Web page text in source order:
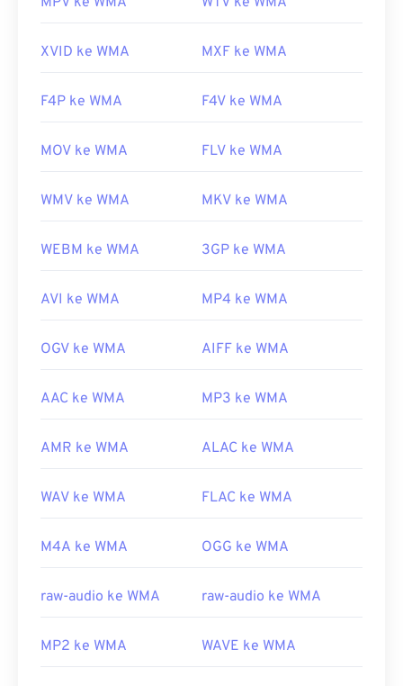
Tautan yang berguna:
codecs
XVID ke WMA MXF ke WMA
F4P ke WMA F4V ke WMA
MOV ke WMA FLV ke WMA
WMV ke WMA MKV ke WMA
WEBM ke WMA 3GP ke WMA
AVI ke WMA MP4 ke WMA
OGV ke WMA AIFF ke WMA
AAC ke WMA MP3 ke WMA
AMR ke WMA ALAC ke WMA
WAV ke WMA FLAC ke WMA
M4A ke WMA OGG ke WMA
raw-audio ke WMA raw-audio ke WMA
MP2 ke WMA WAVE ke WMA